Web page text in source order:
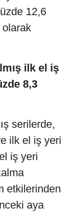
12,6
olarak
ilk el iş
8,3
serilerde,
ilk el iş yeri
iş yeri
etkilerinden
aya